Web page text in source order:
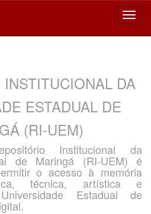
DA
ESTADUAL DE
(RI-UEM)
Institucional da
de Maringá (RI-UEM) é
o acesso à memória
técnica, artística e
Estadual de